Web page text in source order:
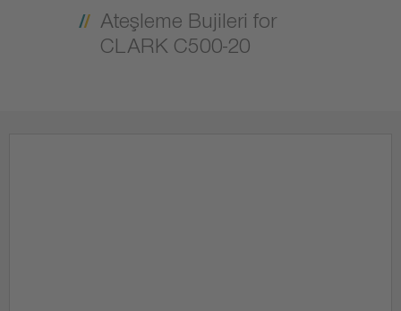
Ateşleme Bujileri for
CLARK C500-20